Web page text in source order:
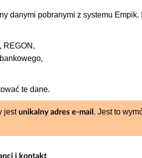
danymi pobranymi z systemu Empik.
REGON,
te dane.
jestunikalny adres e-mail . Jest to
i kontakt